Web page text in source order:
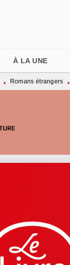
À LA UNE
• Romans étrangers •